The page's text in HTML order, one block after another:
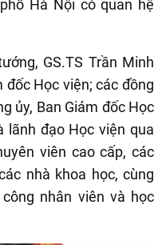
Hà Nội có quan hệ
GS.TS Trần Minh
đốc Học viện; các đồng
ủy, Ban Giám đốc Học
lãnh đạo Học viện qua
viên cao cấp, các
nhà khoa học, cùng
nhân viên và học